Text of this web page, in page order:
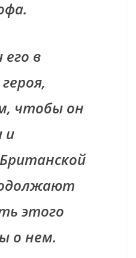
в
чтобы он
и
этого
о нем.